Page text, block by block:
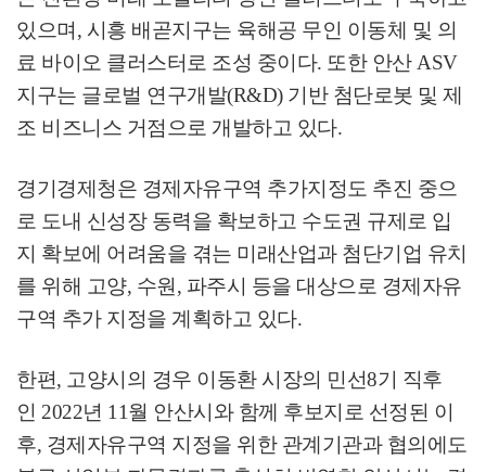
있으며 , 시흥 배곧지구는 육해공 무인 이동체 및 의
료 바이오 클러스터로 조성 중이다. 또한 안산 ASV
지구는 글로벌 연구개발(R&D) 기반 첨단로봇 및 제
조 비즈니스 거점으로 개발하고 있다.
경기경제청은 경제자유구역 추가지정도 추진 중으
로 도내 신성장 동력을 확보하고 수도권 규제로 입
지 확보에 어려움을 겪는 미래산업과 첨단기업 유치
를 위해 고양, 수원 , 파주시 등을 대상으로 경제자유
구역 추가 지정을 계획하고 있다.
한편, 고양시의 경우 이동환 시장의 민선8기 직후
인 2022년 11월 안산시와 함께 후보지로 선정된 이
후, 경제자유구역 지정을 위한 관계기관과 협의에도